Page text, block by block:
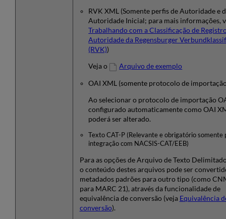
RVK XML (Somente perfis de Autoridade e
Autoridade Inicial; para mais informações,
Trabalhando com a Classificação de
Autoridade da Regensburger
(RVK))
Veja o
Arquivo de exemplo
OAI XML (somente protocolo de
Ao selecionar o protocolo de importação
configurado automaticamente como OAI
poderá ser alterado.
Texto CAT-P (Relevante e obrigatório somente
integração com NACSIS-CAT/EEB)
Para as opções de Arquivo de Texto
o conteúdo destes arquivos pode ser
metadados padrões para outro tipo (como
para MARC 21), através da funcionalidade de
equivalência de conversão (veja Equivalência
conversão).